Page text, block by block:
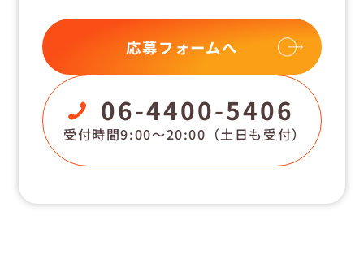
応募フォームへ
06-4400-5406
受付時間9:00〜20:00 （土日も受付）